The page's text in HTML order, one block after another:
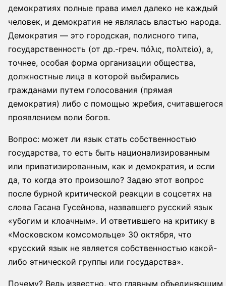
демократиях полные права имел далеко не каждый
человек, и демократия не являлась властью народа.
Демократия — это городская, полисного типа,
государственность (от др.-греч. πόλις, πολιτεία), а,
точнее, особая форма организации общества,
должностные лица в которой выбирались
гражданами путем голосования (прямая
демократия) либо с помощью жребия, считавшегося
проявлением воли богов.
Вопрос: может ли язык стать собственностью
государства, то есть быть национализированным
или приватизированным, как и демократия, и если
да, то когда это произошло? Задаю этот вопрос
после бурной критической реакции в соцсетях на
слова Гасана Гусейнова, назвавшего русский язык
«убогим и клоачным». И ответившего на критику в
«Московском комсомольце» 30 октября, что
«русский язык не является собственностью какой-
либо этнической группы или государства».
Почему? Ведь известно, что главным объединяющим